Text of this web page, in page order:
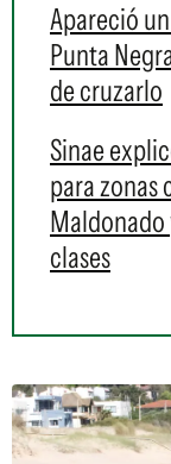
Apareció
Punta
de cruzarlo
Sinae
para zonas
Maldonado
clases